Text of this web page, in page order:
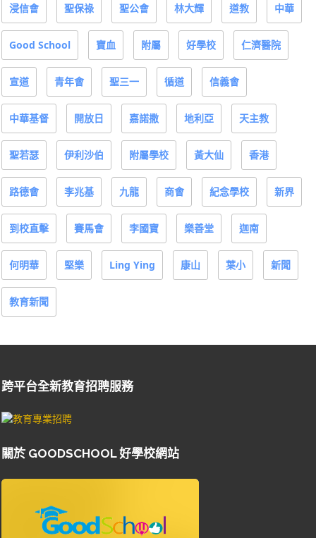
浸信會 聖保祿 聖公會 林大輝 道教 中華
Good School 寶血 附屬 好學校 仁濟醫院
宣道 青年會 聖三一 循道 信義會
中華基督 開放日 嘉諾撒 地利亞 天主教
聖若瑟 伊利沙伯 附屬學校 黃大仙 香港
路德會 李兆基 九龍 商會 紀念學校 新界
到校直擊 賽馬會 李國寶 樂善堂 迦南
何明華 堅樂 Ling Ying 康山 葉小 新聞
教育新聞
跨平台全新教育招聘服務
關於 GOODSCHOOL 好學校網站